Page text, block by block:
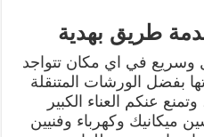
طريق بهدية
وسريع في اي مكان تتواجد
بفضل الورشات المتنقلة
عنكم العناء الكبير
ميكانيك وكهرباء وفنيين